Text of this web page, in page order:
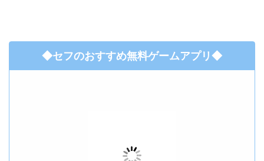
◆セフのおすすめ無料ゲームアプリ◆